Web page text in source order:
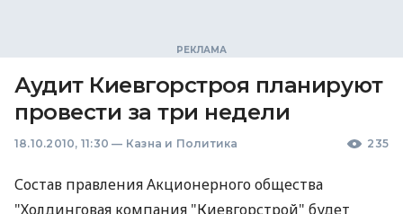
Аудит Киевгорстроя планируют
провести за три недели
18.10.2010, 11:30 — Казна и Политика 235
Состав правления Акционерного общества
"Холдинговая компания "Киевгорстрой" будет